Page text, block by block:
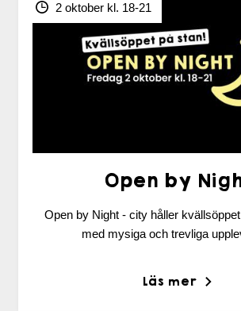
2 oktober kl. 18-21
Open by
Open by Night - city håller
med mysiga och trevliga
Läs mer